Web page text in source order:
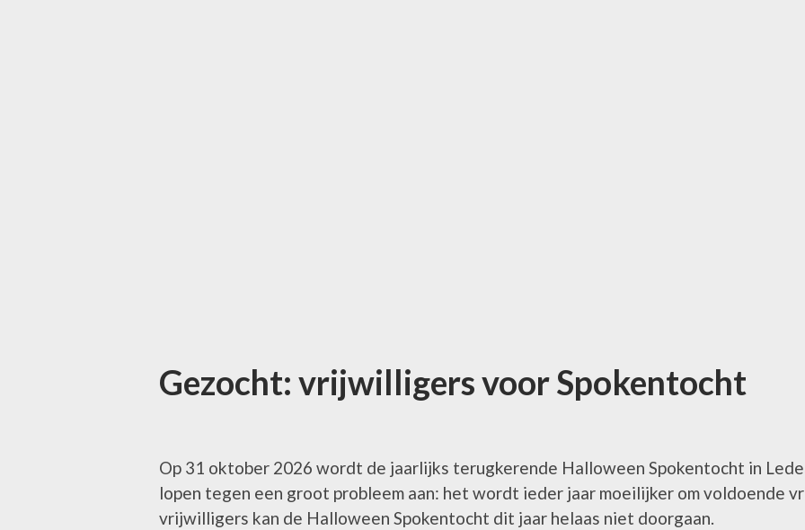
Gezocht: vrijwilligers voor Spokentocht
Op 31 oktober 2026 wordt de jaarlijks terugkerende Halloween Spokentocht in
lopen tegen een groot probleem aan: het wordt ieder jaar moeilijker om voldoende
vrijwilligers kan de Halloween Spokentocht dit jaar helaas niet doorgaan.